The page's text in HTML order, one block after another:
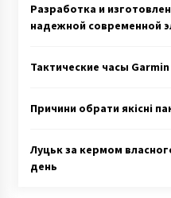
Разработка и
надежной современной
Тактические часы
Причини обрати якісні
Луцьк за кермом
день